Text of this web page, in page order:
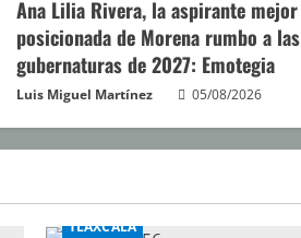
Ana Lilia Rivera, la aspirante mejor
posicionada de Morena rumbo a las
gubernaturas de 2027: Emotegia
Luis Miguel Martínez 05/08/2026
TLAXCALA